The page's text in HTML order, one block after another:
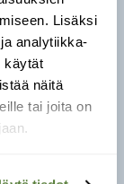
Lisäksi
analytiikka-
käytät
näitä
tai joita on
Ankeriaan
suuren
tavalla